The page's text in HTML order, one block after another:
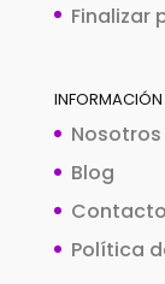
Finalizar
INFORMACIÓN
Nosotros
Blog
Política